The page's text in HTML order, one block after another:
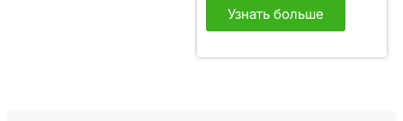
Узнать больше